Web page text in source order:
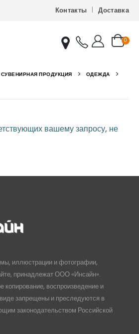
Контакты Доставка
0
СУВЕНИРНАЯ ПРОДУКЦИЯ
ОДЕЖДА
вашему запросу, не
иллюстрации и фотографии,
принадлежат ООО «Инсайн».
копирование, воспроизведение и
запрещены и преследуются в
законодательством Российской